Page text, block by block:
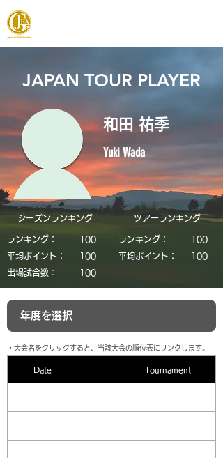
JAPAN TOUR PLAYER
和田 祐季
Yuki Wada
シーズンランキング
ランキング：
​100
平均ポイント：
​100
​出場試合数：
​100
​ツアーランキング
ランキング：
​100
平均ポイント：
​100
​・大会名をクリックすると、当該大会の順位表にリンクします。
Date Tournament